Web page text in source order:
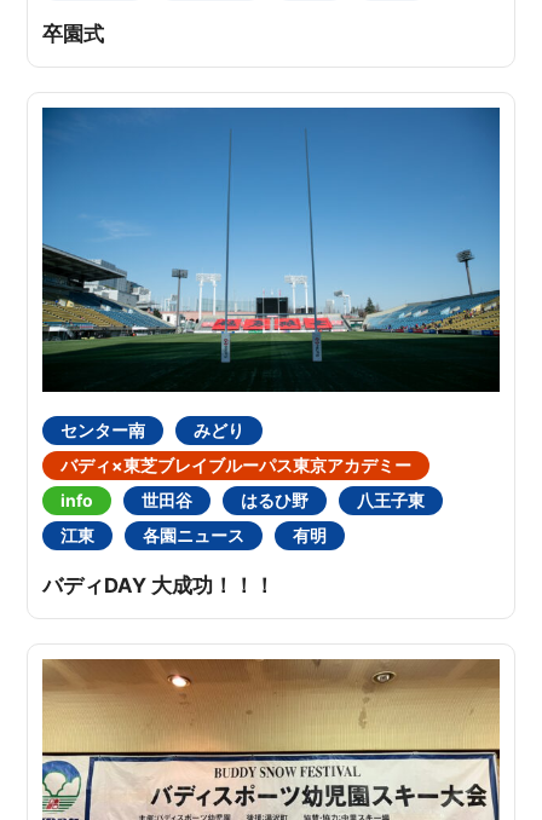
卒園式
センター南
みどり
バディ×東芝ブレイブルーパス東京アカデミー
info
世田谷 はるひ野
八王子東
江東
各園ニュース 有明
バディDAY 大成功！！！